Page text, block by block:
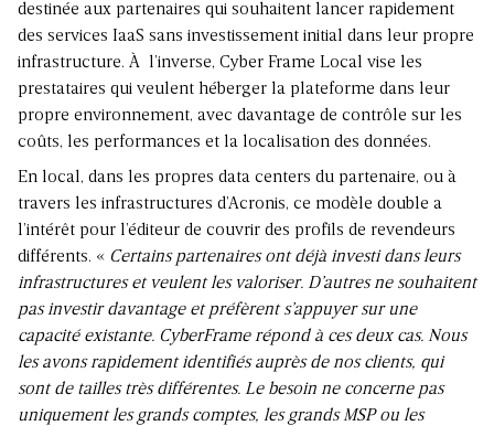
destinée aux partenaires qui souhaitent lancer rapidement
des services IaaS sans investissement initial dans leur propre
infrastructure. À l’inverse, Cyber Frame Local vise les
prestataires qui veulent héberger la plateforme dans leur
propre environnement, avec davantage de contrôle sur les
coûts, les performances et la localisation des données.
En local, dans les propres data centers du partenaire, ou à
travers les infrastructures d’Acronis, ce modèle double a
l’intérêt pour l’éditeur de couvrir des profils de revendeurs
différents. « Certains partenaires ont déjà investi dans leurs
infrastructures et veulent les valoriser. D’autres ne souhaitent
pas investir davantage et préfèrent s’appuyer sur une
capacité existante. CyberFrame répond à ces deux cas. Nous
les avons rapidement identifiés auprès de nos clients, qui
sont de tailles très différentes. Le besoin ne concerne pas
uniquement les grands comptes, les grands MSP ou les